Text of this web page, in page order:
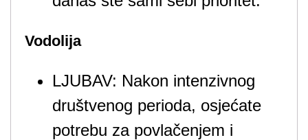
Vodolija
LJUBAV: Nakon intenzivnog
društvenog perioda, osjećate
potrebu za povlačenjem i